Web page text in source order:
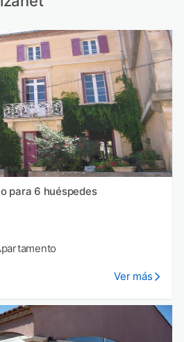
para 6 huéspedes
Ver más